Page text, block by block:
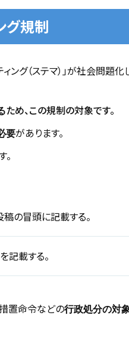
グ規制
グ（ステマ）」が社会問題
ため、この規制の対象です。
要があります。
の冒頭に記載する。
記載する。
措置命令などの行政処分の対